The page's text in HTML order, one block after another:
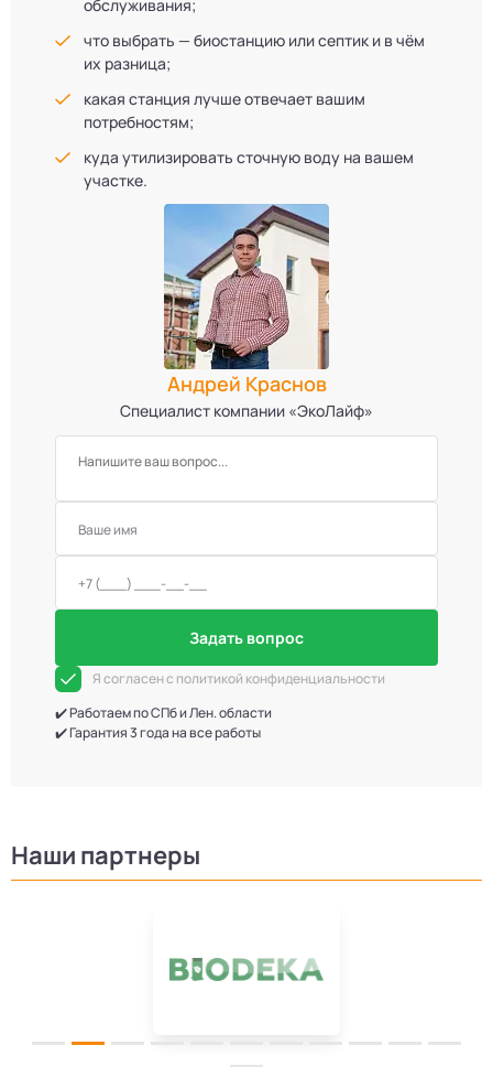
обслуживания;
что выбрать — биостанцию или септик и в чём
их разница;
какая станция лучше отвечает вашим
потребностям;
куда утилизировать сточную воду на вашем
участке.
Андрей Краснов
Специалист компании «ЭкоЛайф»
Задать вопрос
Я согласен с политикой конфиденциальности
✔️ Работаем по СПб и Лен. области
✔️ Гарантия 3 года на все работы
Наши партнеры